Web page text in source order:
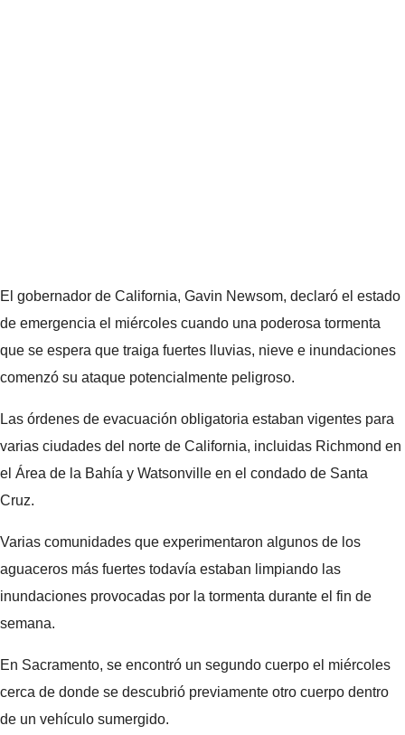
El gobernador de California, Gavin Newsom, declaró el estado
de emergencia el miércoles cuando una poderosa tormenta
que se espera que traiga fuertes lluvias, nieve e inundaciones
comenzó su ataque potencialmente peligroso.
Las órdenes de evacuación obligatoria estaban vigentes para
varias ciudades del norte de California, incluidas Richmond en
el Área de la Bahía y Watsonville en el condado de Santa
Cruz.
Varias comunidades que experimentaron algunos de los
aguaceros más fuertes todavía estaban limpiando las
inundaciones provocadas por la tormenta durante el fin de
semana.
En Sacramento, se encontró un segundo cuerpo el miércoles
cerca de donde se descubrió previamente otro cuerpo dentro
de un vehículo sumergido.